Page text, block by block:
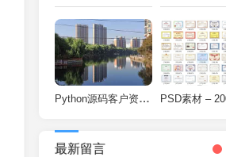
Python源码客户资料管理系统V2.2一键运行
最新留言